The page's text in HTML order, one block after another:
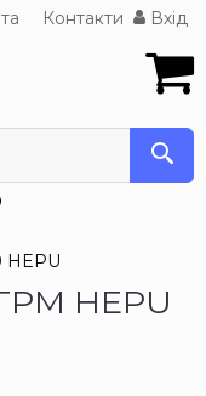
Контакти Вхід
HEPU
HEPU